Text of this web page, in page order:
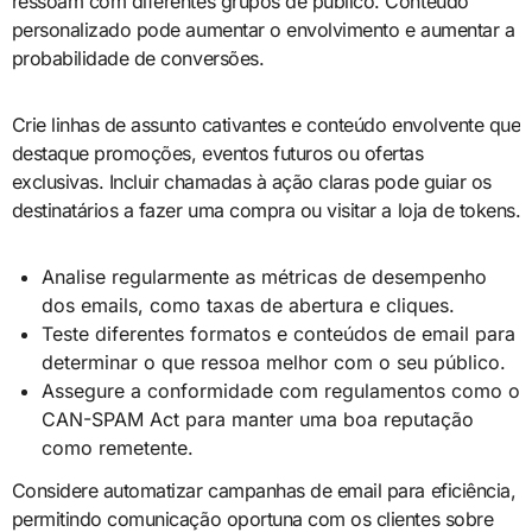
personalizado pode aumentar o envolvimento e aumentar a
probabilidade de conversões.
Crie linhas de assunto cativantes e conteúdo envolvente que
destaque promoções, eventos futuros ou ofertas
exclusivas. Incluir chamadas à ação claras pode guiar os
destinatários a fazer uma compra ou visitar a loja de tokens.
Analise regularmente as métricas de desempenho
dos emails, como taxas de abertura e cliques.
Teste diferentes formatos e conteúdos de email para
determinar o que ressoa melhor com o seu público.
Assegure a conformidade com regulamentos como o
CAN-SPAM Act para manter uma boa reputação
como remetente.
Considere automatizar campanhas de email para eficiência,
permitindo comunicação oportuna com os clientes sobre